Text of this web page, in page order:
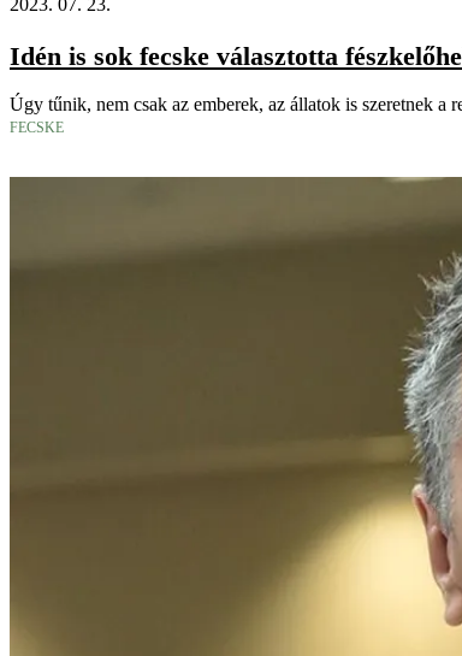
2023. 07. 23.
Idén is sok fecske választotta
Úgy tűnik, nem csak az emberek, az állatok is szeretnek a
FECSKE